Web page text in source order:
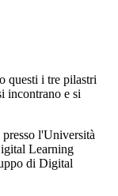
questi i tre pilastri
incontrano e si
l'Università
Learning
di Digital